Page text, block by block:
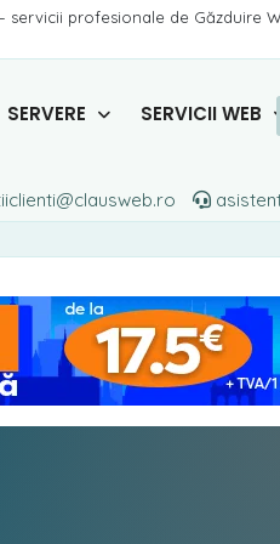
servicii profesionale de Găzduire
SERVERE SERVICII WEB